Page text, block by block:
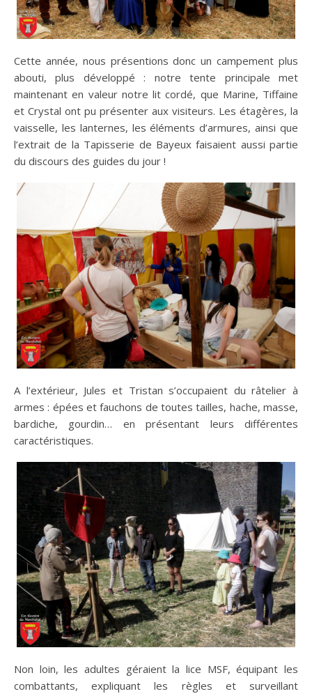
Cette année, nous présentions donc un campement plus
abouti, plus développé : notre tente principale met
maintenant en valeur notre lit cordé, que Marine, Tiffaine
et Crystal ont pu présenter aux visiteurs. Les étagères, la
vaisselle, les lanternes, les éléments d’armures, ainsi que
l’extrait de la Tapisserie de Bayeux faisaient aussi partie
du discours des guides du jour !
A l’extérieur, Jules et Tristan s’occupaient du râtelier à
armes : épées et fauchons de toutes tailles, hache, masse,
bardiche, gourdin… en présentant leurs différentes
caractéristiques.
Non loin, les adultes géraient la lice MSF, équipant les
combattants, expliquant les règles et surveillant